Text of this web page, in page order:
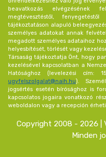
beavatkozás
megtévesztéstől,
tájékoztatáson alapuló
személyes adatokat annak
megadott személyes adataihoz
helyesbítését, törlését vagy
Társaság tájékoztatja Önt, hogy
kezelésével kapcsolatban a
Hatósághoz (levelezési cím:
ugyfelszolgalat@naih.hu).
jogsértés esetén bírósághoz is
kapcsolatos jogaira vonatkozó
weboldalon vagy a recepción
Copyright 2008 - 2026 |
Minden